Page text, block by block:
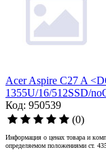
Acer Aspire C27 A
1355U/16/512SSD/
Код: 950539
(0)
Информация о ценах товара и
определяемом положениями ст.